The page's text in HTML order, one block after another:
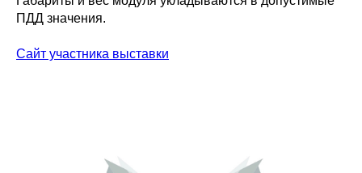
ПДД значения.
Сайт участника выставки